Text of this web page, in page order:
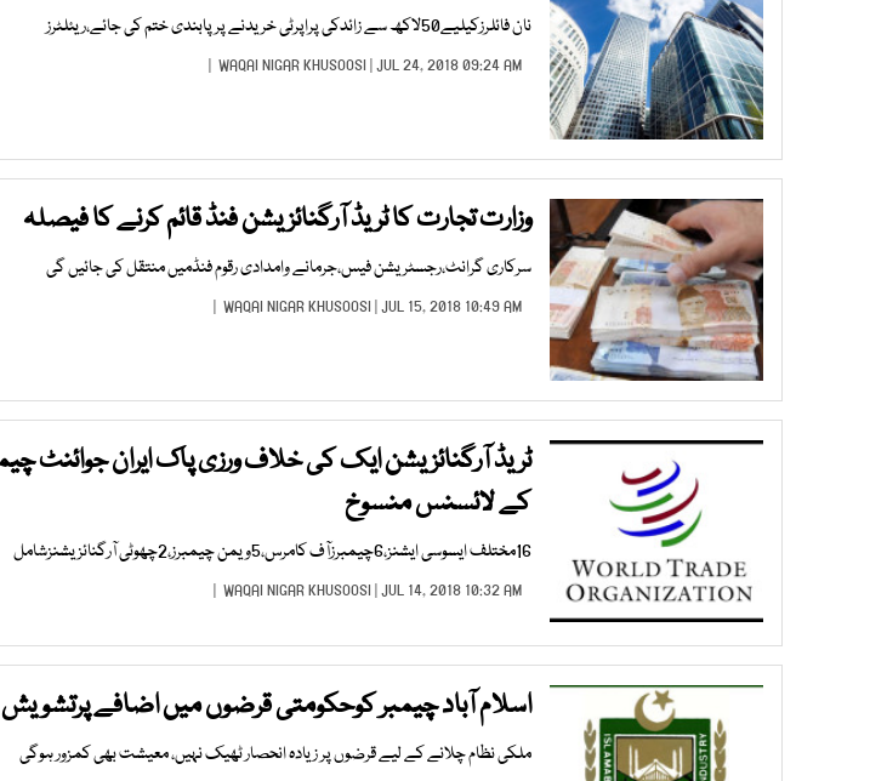
نان فائلرزکیلیے50لاکھ سے زائدکی پراپرٹی خریدنے پرپابندی ختم کی جائے،ریئلٹرز
WAQAI NIGAR KHUSOOSI | JUL 24, 2018 09:24 AM |
وزارت تجارت کا ٹریڈ آرگنائزیشن فنڈ قائم کرنے کا فیصلہ
سرکاری گرانٹ،رجسٹریشن فیس،جرمانے وامدادی رقوم فنڈمیں منتقل کی جائیں گی
WAQAI NIGAR KHUSOOSI | JUL 15, 2018 10:49 AM |
کے لائسنس منسوخ
16مختلف ایسوسی ایشنز،6چیمبرزآف کامرس،5ویمن چیمبرز،2چھوٹی آرگنائزیشنزشامل
WAQAI NIGAR KHUSOOSI | JUL 14, 2018 10:32 AM |
اسلام آباد چیمبر کوحکومتی قرضوں میں اضافے پرتشویش
ملکی نظام چلانے کے لیے قرضوں پر زیادہ انحصار ٹھیک نہیں، معیشت بھی کمزور ہوگی